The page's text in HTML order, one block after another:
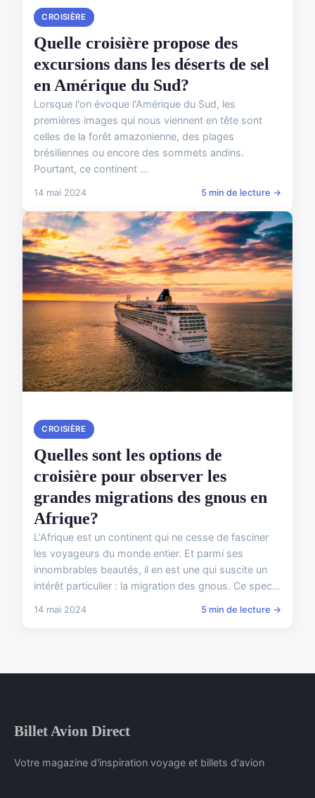
CROISIÈRE
Quelle croisière propose des
excursions dans les déserts de sel
en Amérique du Sud?
Lorsque l'on évoque l'Amérique du Sud, les
premières images qui nous viennent en tête sont
celles de la forêt amazonienne, des plages
brésiliennes ou encore des sommets andins.
Pourtant, ce continent ...
14 mai 2024 5 min de lecture →
CROISIÈRE
Quelles sont les options de
croisière pour observer les
grandes migrations des gnous en
Afrique?
L'Afrique est un continent qui ne cesse de fasciner
les voyageurs du monde entier. Et parmi ses
innombrables beautés, il en est une qui suscite un
intérêt particulier : la migration des gnous. Ce spec...
14 mai 2024 5 min de lecture →
Billet Avion Direct
Votre magazine d'inspiration voyage et billets d'avion